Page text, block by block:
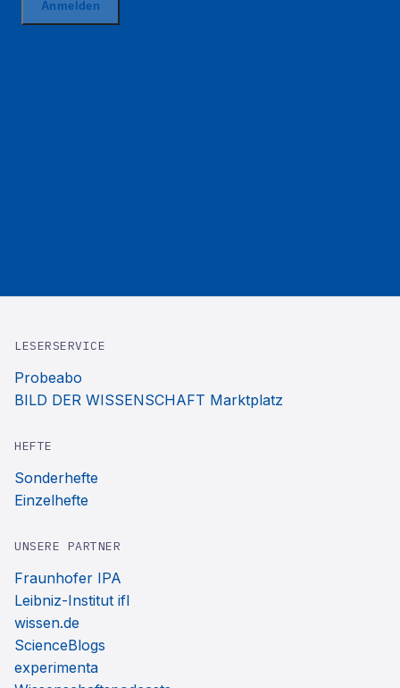
LESERSERVICE
Probeabo
BILD DER WISSENSCHAFT Marktplatz
HEFTE
Sonderhefte
Einzelhefte
UNSERE PARTNER
Fraunhofer IPA
Leibniz-Institut ifl
wissen.de
ScienceBlogs
experimenta